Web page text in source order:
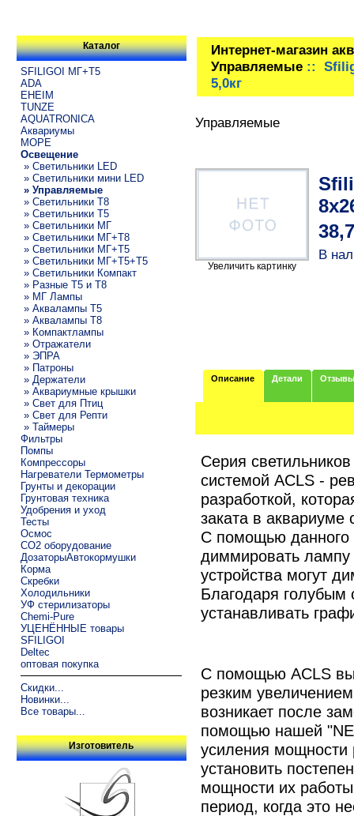
Каталог
SFILIGOI МГ+Т5
ADA
EHEIM
TUNZE
AQUATRONICA
Аквариумы
МОРЕ
Освещение
» Светильники LED
» Светильники мини LED
» Управляемые
» Светильники T8
» Светильники T5
» Светильники МГ
» Светильники МГ+T8
» Светильники МГ+T5
» Светильники МГ+T5+T5
» Светильники Компакт
» Разные T5 и T8
» МГ Лампы
» Аквалампы T5
» Аквалампы T8
» Компактлампы
» Отражатели
» ЭПРА
» Патроны
» Держатели
» Аквариумные крышки
» Свет для Птиц
» Свет для Репти
» Таймеры
Фильтры
Помпы
Компрессоры
Нагреватели Термометры
Грунты и декорации
Грунтовая техника
Удобрения и уход
Тесты
Осмос
CO2 оборудование
ДозаторыАвтокормушки
Корма
Скребки
Холодильники
УФ стерилизаторы
Chemi-Pure
УЦЕНЁННЫЕ товары
SFILIGOI
Deltec
оптовая покупка
Скидки...
Новинки...
Все товары...
Изготовитель
Интернет-магазин
Управляемые::
5,0кг
Управляемые
Увеличить картинку
В
Описание Детали Отзывы
Серия
системой ACLS -
разработкой,
заката в
С помощью данного
диммировать лампу
устройства могут
Благодаря голубым
устанавливать
С помощью ACLS вы
резким
возникает после
помощью нашей
усиления
установить
мощности их
период, когда это